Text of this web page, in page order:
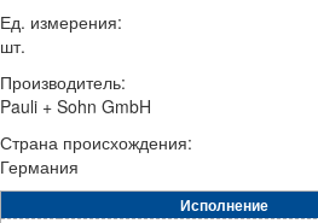
Ед. измерения:
шт.
Производитель:
Pauli + Sohn GmbH
Страна происхождения:
Германия
Исполнение